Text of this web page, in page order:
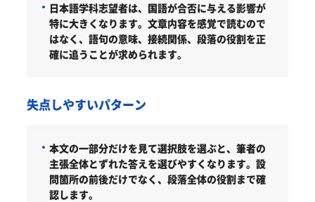
日本語学科志望者は、国語が合否に与える影響が
特に大きくなります。文章内容を感覚で読むので
はなく、語句の意味、接続関係、段落の役割を正
確に追うことが求められます。
失点しやすいパターン
本文の一部分だけを見て選択肢を選ぶと、筆者の
主張全体とずれた答えを選びやすくなります。設
問箇所の前後だけでなく、段落全体の役割まで確
認します。